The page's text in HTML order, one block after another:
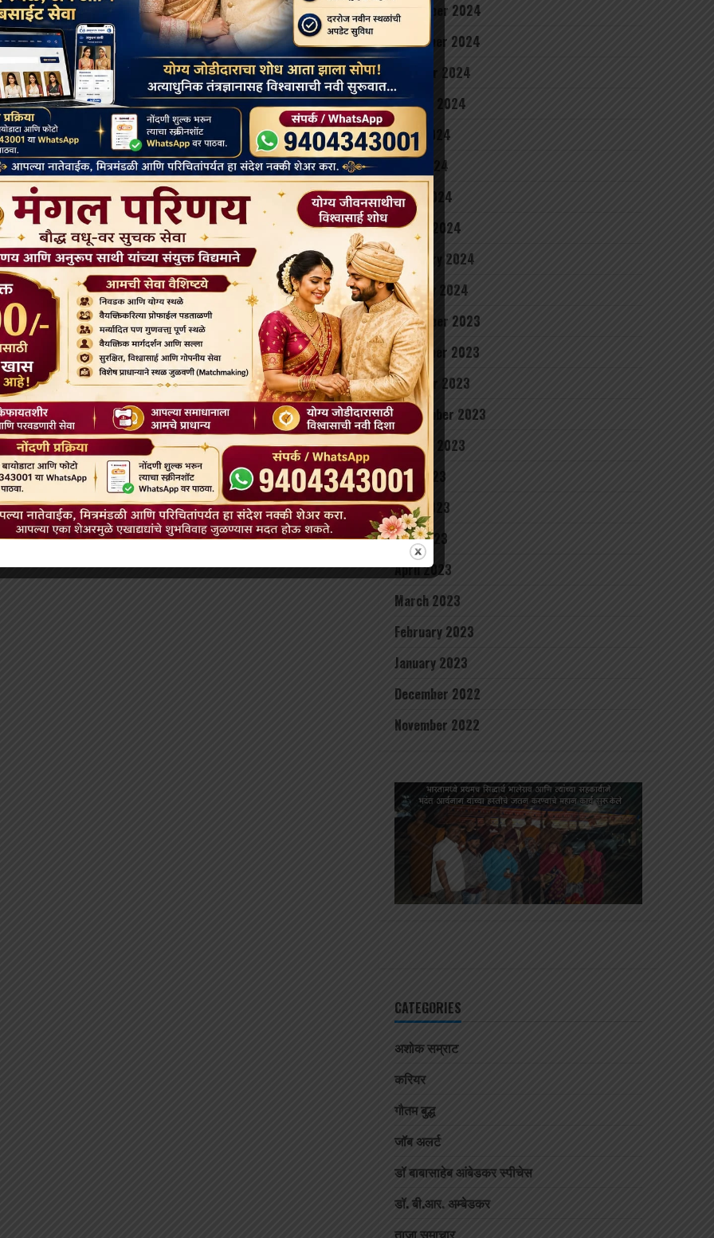
अवशेष दिल्ली के लाडो सराय
ताजा समाचार
चीनी अधिकारियों ने तिब्बत के कर्ज़े में सैकड़ों
बौद्ध स्तूपों और पद्मसंभव प्रतिमा को ध्वस्त
किया; स्थानीय तिब्बतियों पर कड़े प्रतिबंध
लगाए
July 24, 2025
December 2024
November 2024
October 2024
August 2024
June 2024
May 2024
April 2024
March 2024
February 2024
January 2024
December 2023
November 2023
October 2023
September 2023
August 2023
July 2023
June 2023
May 2023
April 2023
March 2023
February 2023
January 2023
December 2022
November 2022
CATEGORIES
अशोक सम्राट
करियर
गौतम बुद्ध
जॉब अलर्ट
डॉ बाबासाहेब आंबेडकर स्पीचेस
डॉ. बी.आर. अम्बेडकर
ताजा समाचार